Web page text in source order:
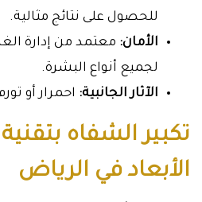
للحصول على نتائج مثالية.
الأمان: معتمد من إدارة
لجميع أنواع البشرة.
الآثار الجانبية: احمرار أو
تكبير الشفاه
الأبعاد في الرياض